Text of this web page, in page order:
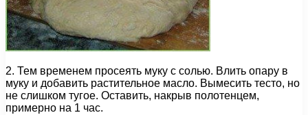
2. Тем временем просеять муку с солью. Влить опару в
муку и добавить растительное масло. Вымесить тесто, но
не слишком тугое. Оставить, накрыв полотенцем,
примерно на 1 час.